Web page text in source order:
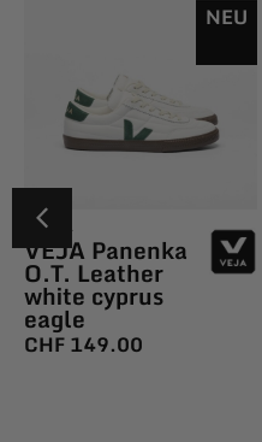
NEU
VEJA
VEJA Panenka
O.T. Leather
white cyprus
eagle
CHF149.00